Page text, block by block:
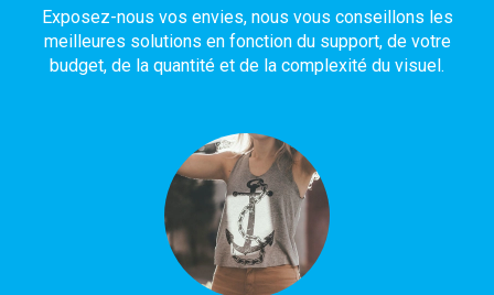
Exposez-nous vos envies, nous vous conseillons les
meilleures solutions en fonction du support, de votre
budget, de la quantité et de la complexité du visuel.